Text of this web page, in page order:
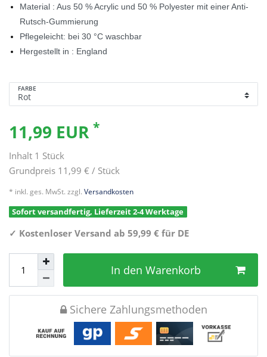
Material : Aus 50 % Acrylic und 50 % Polyester mit einer Anti-
Rutsch-Gummierung
Pflegeleicht: bei 30 °C waschbar
Hergestellt in : England
FARBE
11,99 EUR *
Inhalt 1 Stück
Grundpreis 11,99 € / Stück
* inkl. ges. MwSt. zzgl. Versandkosten
Sofort versandfertig, Lieferzeit 2-4 Werktage
✓ Kostenloser Versand ab 59,99 € für DE
In den Warenkorb
Sichere Zahlungsmethoden